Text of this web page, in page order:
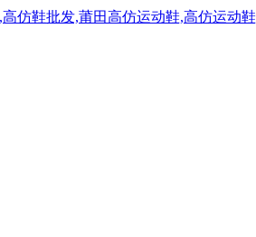
仿鞋批发,莆田高仿运动鞋,高仿运动